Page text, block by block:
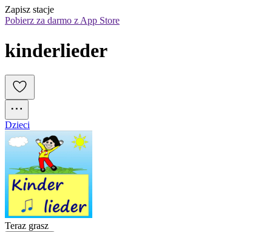
Zapisz stacje
Pobierz za darmo z App Store
kinderlieder
Dzieci
Teraz grasz